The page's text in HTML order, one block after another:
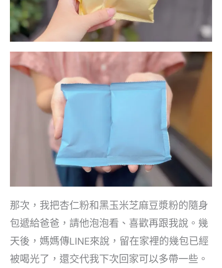
那次，我把杏仁粉和黑玉米芝麻豆漿粉的隨身
包遞給爸爸，請他泡泡看、喜歡再跟我說。幾
天後，媽媽傳LINE來說，留在家裡的幾包已經
被喝光了，還交代我下次回家可以多帶一些。